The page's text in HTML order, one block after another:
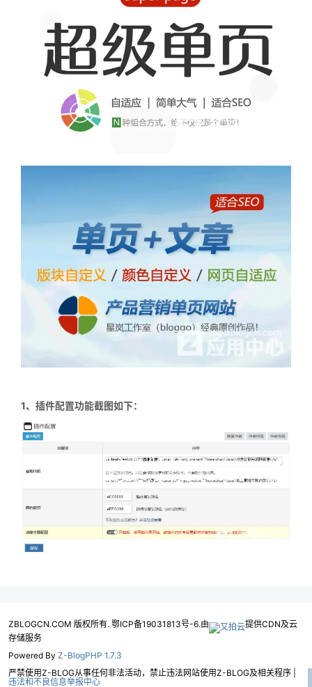
1、插件配置功能截图如下：
ZBLOGCN.COM 版权所有. 鄂ICP备19031813号-6.由
提供CDN及云
存储服务
Powered By Z-BlogPHP 1.7.3
严禁使用Z-BLOG从事任何非法活动，禁止违法网站使用Z-BLOG及相关程序 |
违法和不良信息举报中心